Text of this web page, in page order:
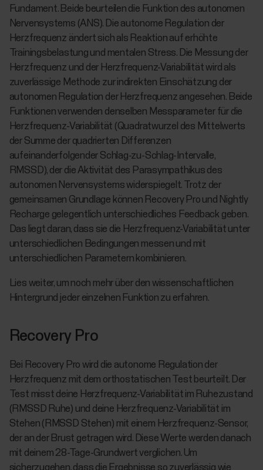
Fundament. Beide beurteilen die Funktion des autonomen
Nervensystems (ANS). Die autonome Regulation der
Herzfrequenz ändert sich als Reaktion auf erhöhte
Trainingsbelastung und mentalen Stress. Die Messung der
Herzfrequenz und der Herzfrequenz-Variabilität wird als
zuverlässige Methode zur indirekten Einschätzung der
autonomen Regulation der Herzfrequenz angesehen. Beide
Funktionen verwenden denselben Messparameter für die
Herzfrequenz-Variabilität (Quadratwurzel des Mittelwerts
der Summe der quadrierten Differenzen
aufeinanderfolgender Schlag-zu-Schlag-Intervalle,
RMSSD), der die Aktivität des Parasympathikus des
autonomen Nervensystems widerspiegelt. Trotz der
gemeinsamen Grundlage können Recovery Pro und Nightly
Recharge gelegentlich unterschiedliches Feedback geben.
Das liegt daran, dass sie die Herzfrequenz-Variabilität unter
unterschiedlichen Bedingungen messen und mit
unterschiedlichen Parametern kombinieren.
Lies weiter, um noch mehr über den wissenschaftlichen
Hintergrund jeder einzelnen Funktion zu erfahren.
Recovery Pro
Bei Recovery Pro wird die autonome Regulation der
Herzfrequenz mit dem orthostatischen Test beurteilt. Der
Test misst deine Herzfrequenz-Variabilität im Ruhezustand
(RMSSD Ruhe) und deine Herzfrequenz-Variabilität im
Stehen (RMSSD Stehen) mit einem Herzfrequenz-Sensor,
der an der Brust getragen wird. Diese Werte werden danach
mit deinem 28-Tage-Grundwert verglichen. Um
sicherzugehen, dass die Ergebnisse so zuverlässig wie